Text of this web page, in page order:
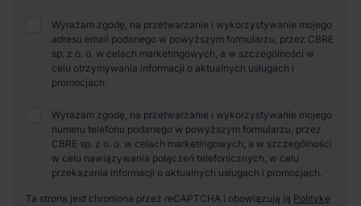
Wyrażam zgodę, na przetwarzanie i wykorzystywanie mojego
adresu email podanego w powyższym formularzu, przez CBRE
sp. z o. o. w celach marketingowych, a w szczególności w
celu otrzymywania informacji o aktualnych usługach i
promocjach.
Wyrażam zgodę, na przetwarzanie i wykorzystywanie mojego
numeru telefonu podanego w powyższym formularzu, przez
CBRE sp. z o. o. w celach marketingowych, a w szczególności
w celu nawiązywania połączeń telefonicznych, w celu
przekazania informacji o aktualnych usługach i promocjach.
Ta strona jest chroniona przez reCAPTCHA i obowiązują ją Politykę